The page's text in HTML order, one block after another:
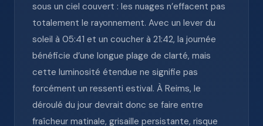
sous un ciel couvert : les nuages n’effacent pas
totalement le rayonnement. Avec un lever du
soleil à 05:41 et un coucher à 21:42, la journée
bénéficie d’une longue plage de clarté, mais
cette luminosité étendue ne signifie pas
forcément un ressenti estival. À Reims, le
déroulé du jour devrait donc se faire entre
fraîcheur matinale, grisaille persistante, risque